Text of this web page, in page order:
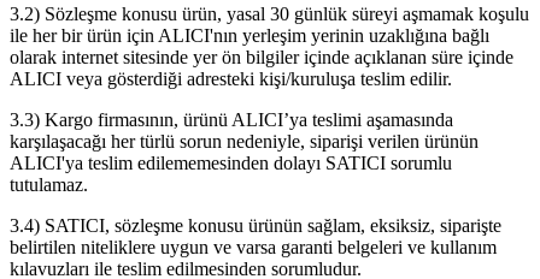
3.2) Sözleşme konusu ürün, yasal 30 günlük süreyi aşmamak koşulu
ile her bir ürün için ALICI'nın yerleşim yerinin uzaklığına bağlı
olarak internet sitesinde yer ön bilgiler içinde açıklanan süre içinde
ALICI veya gösterdiği adresteki kişi/kuruluşa teslim edilir.
3.3) Kargo firmasının, ürünü ALICI’ya teslimi aşamasında
karşılaşacağı her türlü sorun nedeniyle, siparişi verilen ürünün
ALICI'ya teslim edilememesinden dolayı SATICI sorumlu
tutulamaz.
3.4) SATICI, sözleşme konusu ürünün sağlam, eksiksiz, siparişte
belirtilen niteliklere uygun ve varsa garanti belgeleri ve kullanım
kılavuzları ile teslim edilmesinden sorumludur.